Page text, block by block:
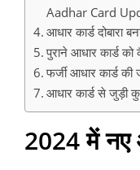
Aadhar Card
आधार कार्ड दोबारा
पुराने आधार कार्ड
फर्जी आधार कार्ड की
आधार कार्ड से जुड़ी
2024 में नए